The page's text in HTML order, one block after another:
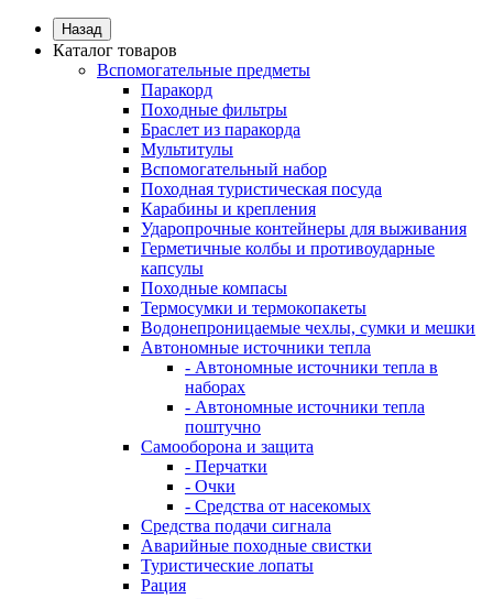
Назад
Каталог товаров
Вспомогательные предметы
Паракорд
Походные фильтры
Браслет из паракорда
Мультитулы
Вспомогательный набор
Походная туристическая посуда
Карабины и крепления
Ударопрочные контейнеры для выживания
Герметичные колбы и противоударные
капсулы
Походные компасы
Термосумки и термокопакеты
Водонепроницаемые чехлы, сумки и мешки
Автономные источники тепла
- Автономные источники тепла в
наборах
- Автономные источники тепла
поштучно
Самооборона и защита
- Перчатки
- Очки
- Средства от насекомых
Средства подачи сигнала
Аварийные походные свистки
Туристические лопаты
Рация